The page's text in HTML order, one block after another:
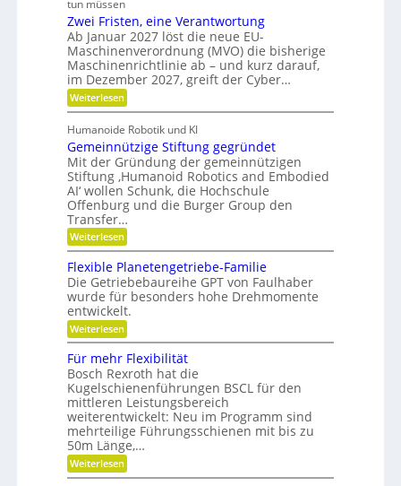
o
f
f
b
r
a
h
e
k
Ö
l
a
u
s
g
e
i
c
h
e
b
e
l
o
s
h
e
r
e
R
o
u
t
e
g
e
n
e
r
a
t
i
o
n
t
u
r
-
S
e
n
s
o
r
e
n
f
ü
r
R
o
b
o
t
e
r
g
r
e
i
e
r
tun müssen
Zwei Fristen, eine Verantwortung
Ab Januar 2027 löst die neue EU-
Maschinenverordnung (MVO) die bisherige
Maschinenrichtlinie ab – und kurz darauf,
im Dezember 2027, greift der Cyber…
Weiterlesen:
Z
e
i
F
r
i
s
t
e
n
,
e
i
n
e
V
e
r
a
n
t
w
o
r
t
u
n
g
Humanoide Robotik und KI
Gemeinnützige Stiftung gegründet
Mit der Gründung der gemeinnützigen
Stiftung ‚Humanoid Robotics and Embodied
AI‘ wollen Schunk, die Hochschule
Offenburg und die Burger Group den
Transfer…
Weiterlesen:
G
e
m
e
i
n
n
ü
z
i
g
e
S
t
i
f
t
u
Flexible Planetengetriebe-Familie
Die Getriebebaureihe GPT von Faulhaber
wurde für besonders hohe Drehmomente
entwickelt.
Weiterlesen:
F
e
x
i
b
l
e
P
l
a
n
Für mehr Flexibilität
Bosch Rexroth hat die
Kugelschienenführungen BSCL für den
mittleren Leistungsbereich
weiterentwickelt: Neu im Programm sind
mehrteilige Führungsschienen mit bis zu
50m Länge,…
Weiterlesen:
F